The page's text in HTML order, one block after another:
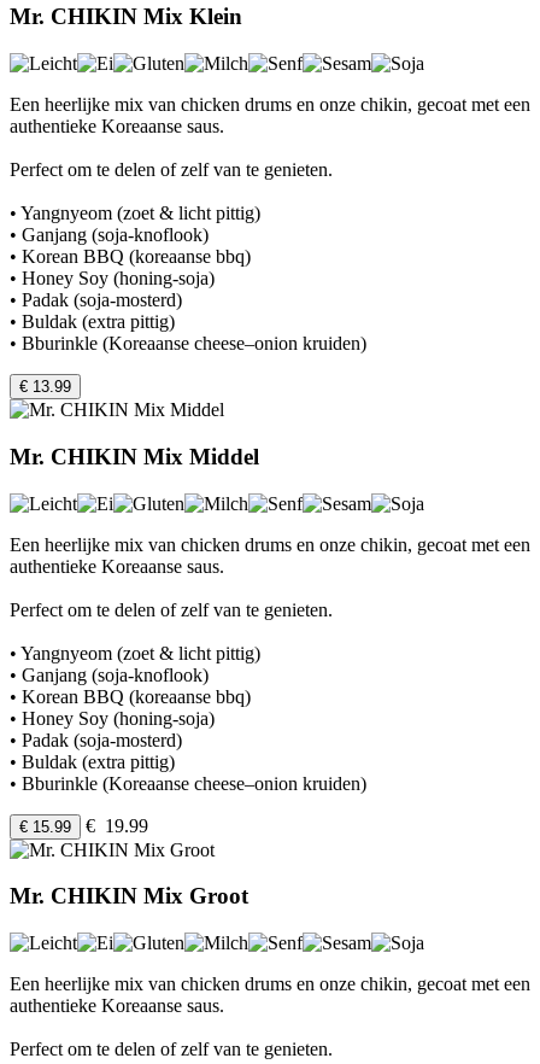
Mr. CHIKIN Mix Klein
Een heerlijke mix van chicken drums en onze chikin, gecoat met een
authentieke Koreaanse saus.
Perfect om te delen of zelf van te genieten.
• Yangnyeom (zoet & licht pittig)
• Ganjang (soja-knoflook)
• Korean BBQ (koreaanse bbq)
• Honey Soy (honing-soja)
• Padak (soja-mosterd)
• Buldak (extra pittig)
• Bburinkle (Koreaanse cheese–onion kruiden)
€ 13.99
Mr. CHIKIN Mix Middel
Een heerlijke mix van chicken drums en onze chikin, gecoat met een
authentieke Koreaanse saus.
Perfect om te delen of zelf van te genieten.
• Yangnyeom (zoet & licht pittig)
• Ganjang (soja-knoflook)
• Korean BBQ (koreaanse bbq)
• Honey Soy (honing-soja)
• Padak (soja-mosterd)
• Buldak (extra pittig)
• Bburinkle (Koreaanse cheese–onion kruiden)
€ 15.99 € 19.99
Mr. CHIKIN Mix Groot
Een heerlijke mix van chicken drums en onze chikin, gecoat met een
authentieke Koreaanse saus.
Perfect om te delen of zelf van te genieten.